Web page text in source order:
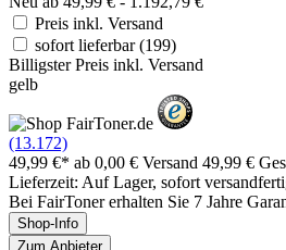
Preis inkl. Versand
sofort lieferbar(199)
Billigster Preis inkl. Versand
gelb
(13.172)
49,99 €* ab 0,00 € Versand 49,99 €
Lieferzeit: Auf Lager, sofort
Bei FairToner erhalten Sie 7 Jahre
Shop-Info
Zum Anbieter